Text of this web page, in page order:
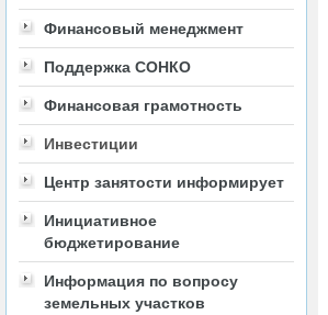
Финансовый менеджмент
Поддержка СОНКО
Финансовая грамотность
Инвестиции
Центр занятости информирует
Инициативное
бюджетирование
Информация по вопросу
земельных участков